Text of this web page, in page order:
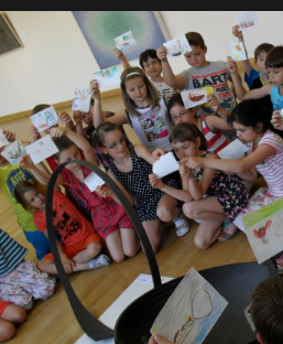
JEGYEK
PALOTASÉTÁK ÉS
KÖZÉRDEKŰ